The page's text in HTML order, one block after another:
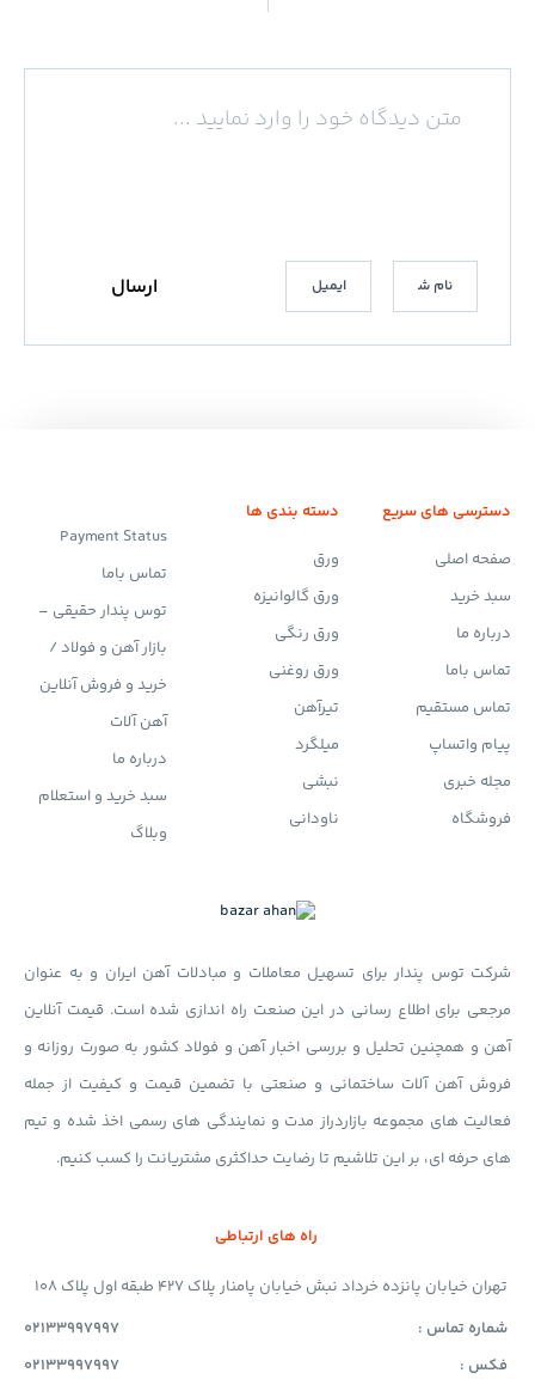
دسترسی های سریع
صفحه اصلی
سبد خرید
درباره ما
تماس باما
تماس مستقیم
پیام واتساپ
مجله خبری
فروشگاه
دسته بندی ها
ورق
ورق گالوانیزه
ورق رنگی
ورق روغنی
تیرآهن
میلگرد
نبشی
ناودانی
Payment Status
تماس باما
توس پندار حقیقی –
بازار آهن و فولاد /
خرید و فروش آنلاین
آهن آلات
درباره ما
سبد خرید و استعلام
وبلاگ
شرکت توس پندار برای تسهیل معاملات و مبادلات آهن ایران و به عنوان
مرجعی برای اطلاع رسانی در این صنعت راه اندازی شده است. قیمت آنلاین
آهن و همچنین تحلیل و بررسی اخبار آهن و فولاد کشور به صورت روزانه و
فروش آهن آلات ساختمانی و صنعتی با تضمین قیمت و کیفیت از جمله
فعالیت های مجموعه بازاردراز مدت و نمایندگی های رسمی اخذ شده و تیم
های حرفه ای، بر این تلاشیم تا رضایت حداکثری مشتریانت را کسب کنیم.
راه های ارتباطی
تهران خیابان پانزده خرداد نبش خیابان پامنار پلاک 427 طبقه اول پلاک 108
شماره تماس :
02133997997
فکس :
02133997997